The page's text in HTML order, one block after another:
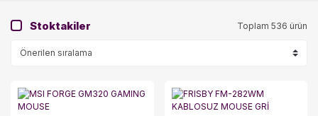
Stoktakiler Toplam 536 ürün